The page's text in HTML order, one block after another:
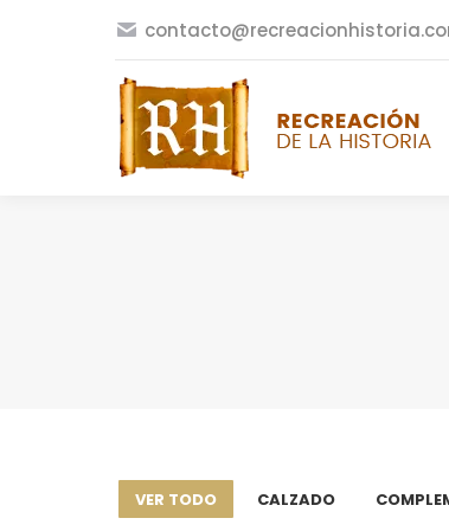
VER TODO CALZADO